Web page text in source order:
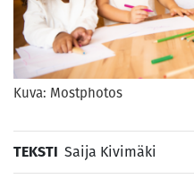
Kuva: Mostphotos
TEKSTI Saija Kivimäki